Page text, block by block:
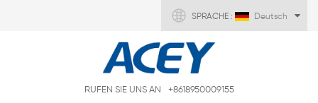
SPRACHE : Deutsch
RUFEN SIE UNS AN
+8618950009155